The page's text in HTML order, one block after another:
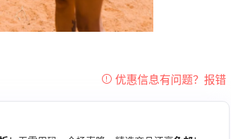
新客首单享8折
Antonioli
每档门槛、折扣码及赠品一览
Sephora